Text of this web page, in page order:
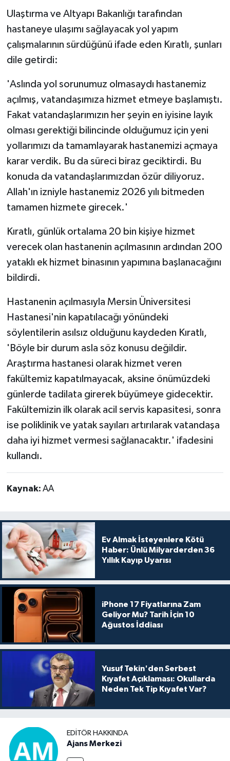
Ulaştırma ve Altyapı Bakanlığı tarafından
hastaneye ulaşımı sağlayacak yol yapım
çalışmalarının sürdüğünü ifade eden Kıratlı, şunları
dile getirdi:
'Aslında yol sorunumuz olmasaydı hastanemiz
açılmış, vatandaşımıza hizmet etmeye başlamıştı.
Fakat vatandaşlarımızın her şeyin en iyisine layık
olması gerektiği bilincinde olduğumuz için yeni
yollarımızı da tamamlayarak hastanemizi açmaya
karar verdik. Bu da süreci biraz geciktirdi. Bu
konuda da vatandaşlarımızdan özür diliyoruz.
Allah'ın izniyle hastanemiz 2026 yılı bitmeden
tamamen hizmete girecek.'
Kıratlı, günlük ortalama 20 bin kişiye hizmet
verecek olan hastanenin açılmasının ardından 200
yataklı ek hizmet binasının yapımına başlanacağını
bildirdi.
Hastanenin açılmasıyla Mersin Üniversitesi
Hastanesi'nin kapatılacağı yönündeki
söylentilerin asılsız olduğunu kaydeden Kıratlı,
'Böyle bir durum asla söz konusu değildir.
Araştırma hastanesi olarak hizmet veren
fakültemiz kapatılmayacak, aksine önümüzdeki
günlerde tadilata girerek büyümeye gidecektir.
Fakültemizin ilk olarak acil servis kapasitesi, sonra
ise poliklinik ve yatak sayıları artırılarak vatandaşa
daha iyi hizmet vermesi sağlanacaktır.' ifadesini
kullandı.
Kaynak: AA
Ev Almak İsteyenlere Kötü
Haber: Ünlü Milyarderden 36
Yıllık Kayıp Uyarısı
iPhone 17 Fiyatlarına Zam
Geliyor Mu? Tarih İçin 10
Ağustos İddiası
Yusuf Tekin'den Serbest
Kıyafet Açıklaması: Okullarda
Neden Tek Tip Kıyafet Var?
EDITÖR HAKKINDA
Ajans Merkezi